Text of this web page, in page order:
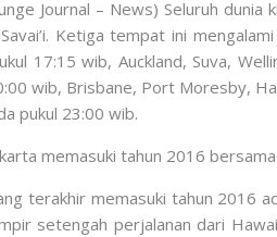
Journal – News) Seluruh
Ketiga tempat ini
17:15 wib, Auckland, Suva,
wib, Brisbane, Port Moresby,
pukul 23:00 wib.
memasuki tahun 2016
terakhir memasuki tahun 2016
setengah perjalanan dari